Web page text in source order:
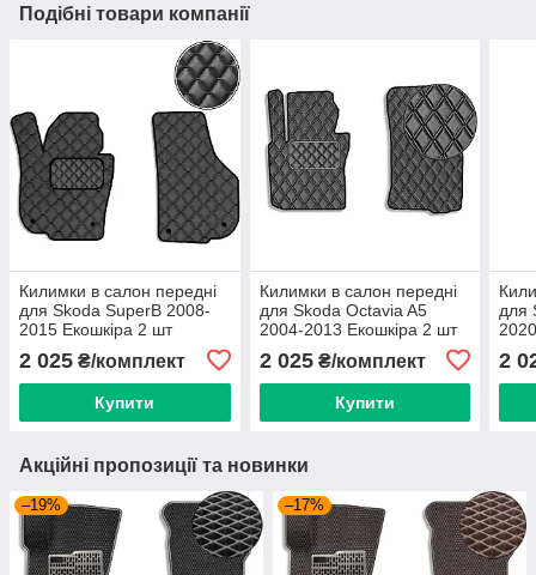
Подібні товари компанії
Килимки в салон передні
для Skoda SuperB 2008-
2015 Екошкіра 2 шт
2 025 ₴/комплект
Купити
Килимки в салон передні
для Skoda Octavia A5
2004-2013 Екошкіра 2 шт
2 025₴/комплект
Купити
для
2
Акційні пропозиції та новинки
–19% –17%